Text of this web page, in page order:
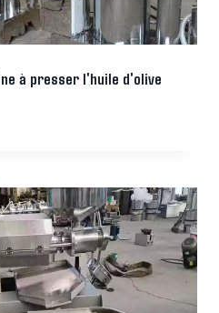
à presser l'huile d'olive